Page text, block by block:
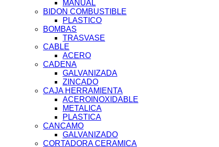
MANUAL
BIDON COMBUSTIBLE
PLASTICO
BOMBAS
TRASVASE
CABLE
ACERO
CADENA
GALVANIZADA
ZINCADO
CAJA HERRAMIENTA
ACEROINOXIDABLE
METALICA
PLASTICA
CANCAMO
GALVANIZADO
CORTADORA CERAMICA